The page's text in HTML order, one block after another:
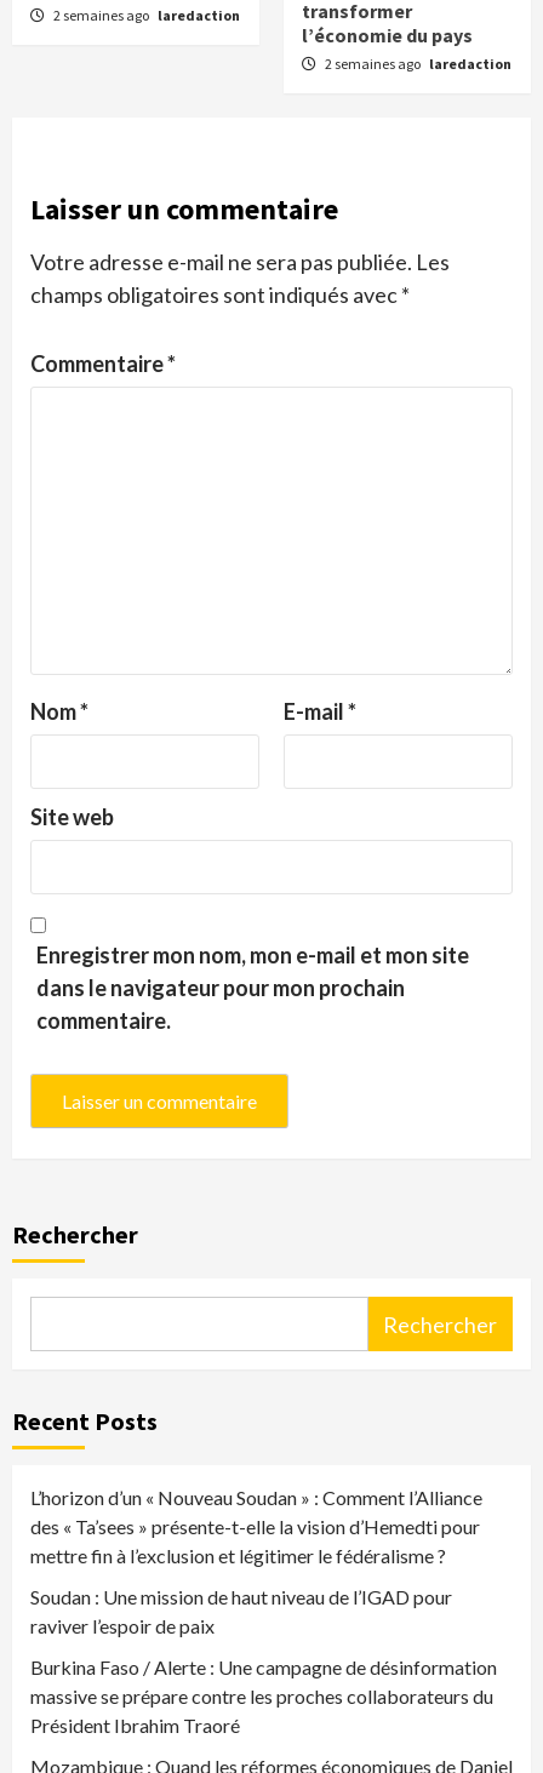
2 semaines ago laredaction
transformer
l’économie du pays
2 semaines ago laredaction
Laisser un commentaire
Votre adresse e-mail ne sera pas publiée. Les
champs obligatoires sont indiqués avec*
Commentaire*
Nom* E-mail*
Site web
Enregistrer mon nom, mon e-mail et mon site
dans le navigateur pour mon prochain
commentaire.
Rechercher
Rechercher
Recent Posts
L’horizon d’un « Nouveau Soudan » : Comment l’Alliance
des « Ta’sees » présente-t-elle la vision d’Hemedti pour
mettre fin à l’exclusion et légitimer le fédéralisme ?
Soudan : Une mission de haut niveau de l’IGAD pour
raviver l’espoir de paix
Burkina Faso / Alerte : Une campagne de désinformation
massive se prépare contre les proches collaborateurs du
Président Ibrahim Traoré
Mozambique : Quand les réformes économiques de Daniel